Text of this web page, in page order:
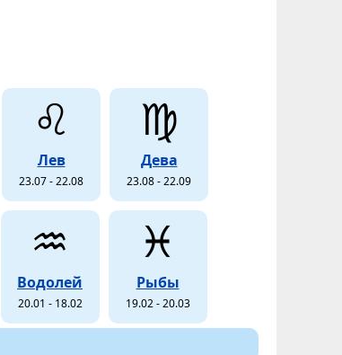
♌
Лев
23.07 - 22.08
♍
Дева
23.08 - 22.09
♒
Водолей
20.01 - 18.02
♓
Рыбы
19.02 - 20.03